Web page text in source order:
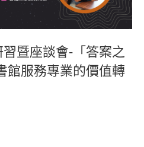
暨座談會-「答案之
館服務專業的價值轉